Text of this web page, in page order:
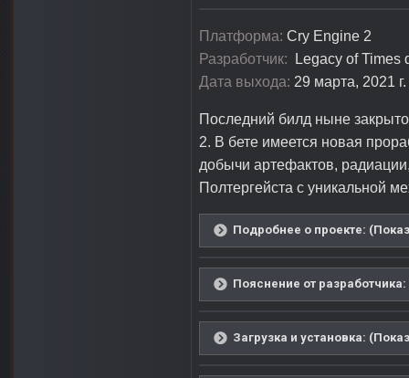
Платформа: Cry Engine 2
Разработчик: Legacy of Times
Дата выхода: 29 марта, 2021 г.
Последний билд ныне
2. В бете имеется новая
добычи артефактов,
Полтергейста с уникальной
Подробнее о проекте:
Пояснение от
Загрузка и установка: